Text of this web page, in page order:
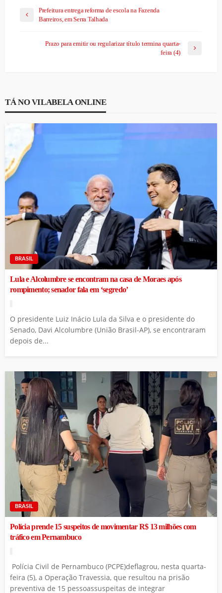
Prefeitura entrega reforma de escola na Fazenda
Barreiros, em Serra Talhada
Prazo para emitir ou regularizar título termina quarta-
feira (4)
TÁ NO VILABELA ONLINE
BRASIL
Lula e Alcolumbre se encontram na casa de Moraes após
rompimento; senador fala em ‘segredo’
O presidente Luiz Inácio Lula da Silva e o presidente do
Senado, Davi Alcolumbre (União Brasil-AP), se encontraram
depois de...
BRASIL
Polícia prende 15 suspeitos de movimentar R$ 13 milhões com
tráfico em Pernambuco
Polícia Civil de Pernambuco (PCPE)deflagrou, nesta quarta-
feira (5), a Operação Travessia, que resultou na prisão
preventiva de 15 pessoassuspeitas de integrar